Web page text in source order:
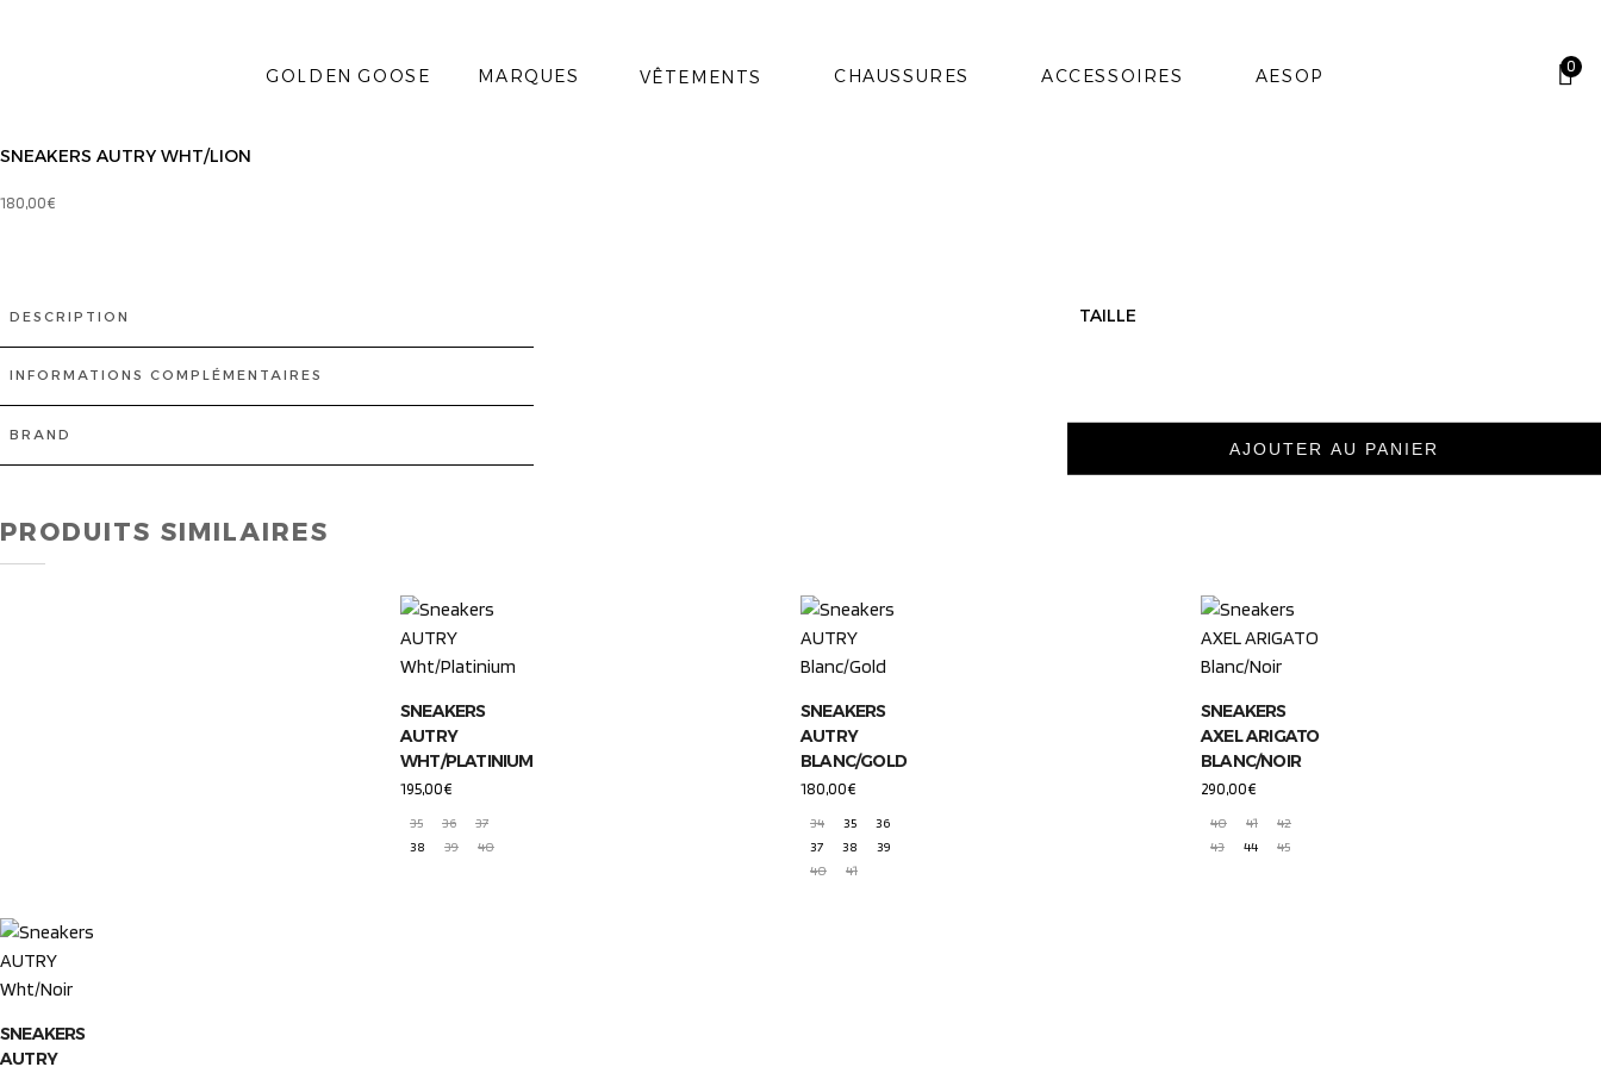
GOLDEN GOOSE MARQUES VÊTEMENTS CHAUSSURES ACCESSOIRES AESOP 0
SNEAKERS AUTRY WHT/LION
180,00€
DESCRIPTION
INFORMATIONS COMPLÉMENTAIRES
BRAND
TAILLE
AJOUTER AU PANIER
PRODUITS SIMILAIRES
SNEAKERS
AUTRY
WHT/PLATINIUM
195,00€
35
36
37
38
39 40
SNEAKERS
AUTRY
BLANC/GOLD
180,00€
34
35
36
37
38
39
40
41
SNEAKERS
AXEL ARIGATO
BLANC/NOIR
290,00€
40
41
42
43
44 45
SNEAKERS
AUTRY